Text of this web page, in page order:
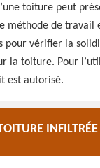
toiture peut
méthode de
pour vérifier la
la toiture. Pour
est autorisé.